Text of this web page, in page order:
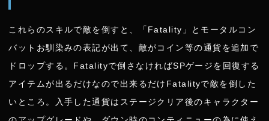
これらのスキルで敵を倒すと、「Fatality」とモータルコン
バットお馴染みの表記が出て、敵がコイン等の通貨を追加で
ドロップする。Fatalityで倒さなければSPゲージを回復する
アイテムが出るだけなので出来るだけFatalityで敵を倒した
いところ。入手した通貨はステージクリア後のキャラクター